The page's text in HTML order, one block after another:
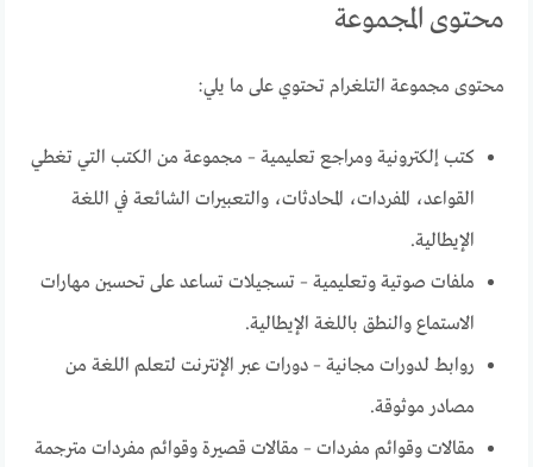
محتوى المجموعة
محتوى مجموعة التلغرام تحتوي على ما يلي:
كتب إلكترونية ومراجع تعليمية – مجموعة من الكتب التي تغطي
القواعد، المفردات، المحادثات، والتعبيرات الشائعة في اللغة
الإيطالية.
ملفات صوتية وتعليمية – تسجيلات تساعد على تحسين مهارات
الاستماع والنطق باللغة الإيطالية.
روابط لدورات مجانية – دورات عبر الإنترنت لتعلم اللغة من
مصادر موثوقة.
مقالات وقوائم مفردات – مقالات قصيرة وقوائم مفردات مترجمة